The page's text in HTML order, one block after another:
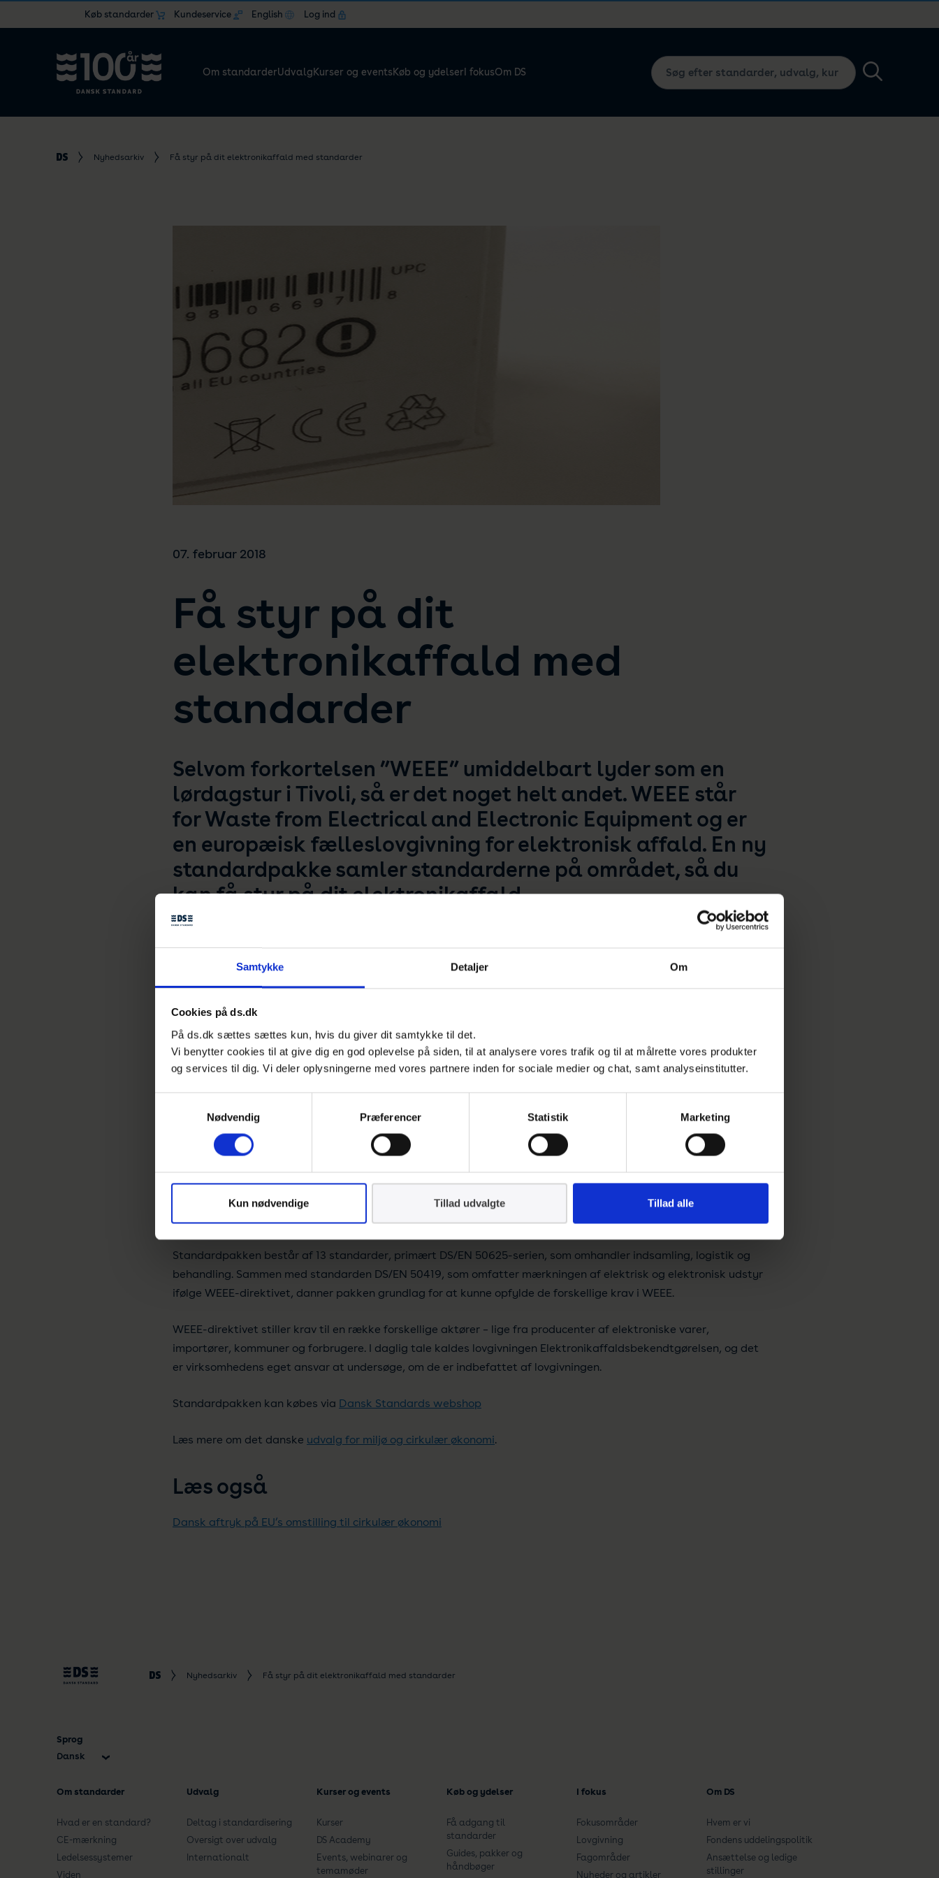
Samtykke Detaljer Om
Cookies på ds.dk
På ds.dk sættes sættes kun, hvis du giver dit samtykke til det.
Vi benytter cookies til at give dig en god oplevelse på siden, til at analysere vores trafik og til at målrette vores produkter
og services til dig. Vi deler oplysningerne med vores partnere inden for sociale medier og chat, samt analyseinstitutter.
Nødvendig
Præferencer Statistik Marketing
Kun nødvendige Tillad udvalgte Tillad alle
Køb standarder Kundeservice English Log ind
Om standarderUdvalgKurser og eventsKøb og ydelser I fokusOm DS
Nyhedsarkiv Få styr på dit elektronikaffald med standarder
07. februar 2018
Få styr på dit
elektronikaffald med
standarder
Selvom forkortelsen ”WEEE” umiddelbart lyder som en
lørdagstur i Tivoli, så er det noget helt andet. WEEE står
for Waste from Electrical and Electronic Equipment og er
en europæisk fælleslovgivning for elektronisk affald. En ny
standardpakke samler standarderne på området, så du
kan få styr på dit elektronikaffald.
Elektronisk affald såsom computere, TV, køleskabe og mobiltelefoner er blandt de hurtigst voksende
affaldsstrømninger i EU med mere end 9 millioner ton i 2005 – et tal, som EU forventer vil stige til 12 millioner ton i
WEEE indbefatter en kompleks blanding af materialer og komponenter, som skal håndteres forsvarligt for ikke at
forvandles til brugbare ressourcer i samfundet, og er således et tiltag for at øge cirkulær økonomi ved at
indsamle, behandle og genbruge elektroniske produkter i slutningen af deres levetid. WEEE gælder på produkter,
For at få styr på det elektroniske affald har Dansk Standard samlet en standardpakke, som hjælper med alt fra
mærkningen, indsamlingen og logistik. På den måde samler pakken hele processen for WEEE-direktivet, så det
bliver lettere at leve op til lovkravet.
Standarder gør det lettere at overholde lovkravet
Standardpakken består af 13 standarder, primært DS/EN 50625-serien, som omhandler indsamling, logistik og
behandling. Sammen med standarden DS/EN 50419, som omfatter mærkningen af elektrisk og elektronisk udstyr
ifølge WEEE-direktivet, danner pakken grundlag for at kunne opfylde de forskellige krav i WEEE.
WEEE-direktivet stiller krav til en række forskellige aktører – lige fra producenter af elektroniske varer,
importører, kommuner og forbrugere. I daglig tale kaldes lovgivningen Elektronikaffaldsbekendtgørelsen, og det
er virksomhedens eget ansvar at undersøge, om de er indbefattet af lovgivningen.
Standardpakken kan købes via Dansk Standards webshop
Læs mere om det danske udvalg for miljø og cirkulær økonomi.
Læs også
Dansk aftryk på EU’s omstilling til cirkulær økonomi
Nyhedsarkiv Få styr på dit elektronikaffald med standarder
Sprog
Dansk
Om standarder
Hvad er en standard?
CE-mærkning
Ledelsessystemer
Viden
Udvalg
Deltag i standardisering
Oversigt over udvalg
Internationalt
Kurser og events
Kurser
DS Academy
Events, webinarer og
temamøder
Køb og ydelser
Få adgang til
standarder
Guides, pakker og
håndbøger
I fokus
Fokusområder
Lovgivning
Fagområder
Nyheder og artikler
Om DS
Hvem er vi
Fondens uddelingspolitik
Ansættelse og ledige
stillinger